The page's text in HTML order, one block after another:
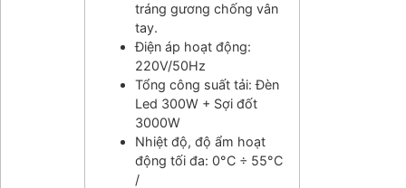
tráng gương chống vân
tay.
Điện áp hoạt động:
220V/50Hz
Tổng công suất tải: Đèn
Led 300W + Sợi đốt
3000W
Nhiệt độ, độ ẩm hoạt
động tối đa: 0°C ÷ 55°C
/